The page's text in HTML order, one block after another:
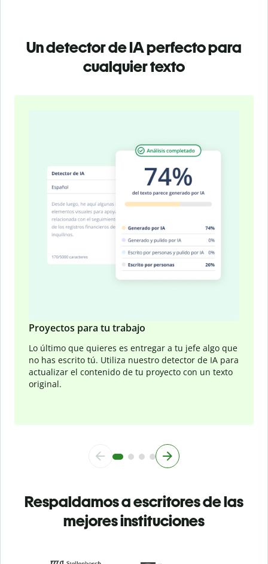
Un detector de IA perfecto para
cualquier texto
Proyectos para tu trabajo
Lo último que quieres es entregar a tu jefe algo que
no has escrito tú. Utiliza nuestro detector de IA para
actualizar el contenido de tu proyecto con un texto
original.
Respaldamos a escritores de las
mejores instituciones